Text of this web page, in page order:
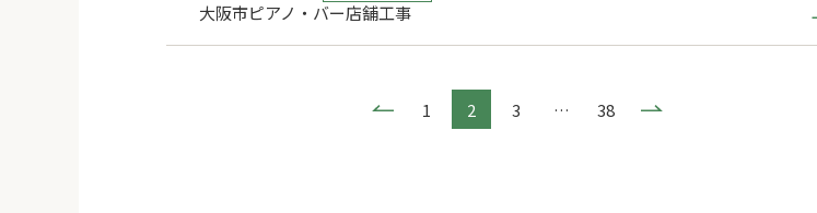
大阪市ピアノ・バー店舗工事
1 2 3 … 38